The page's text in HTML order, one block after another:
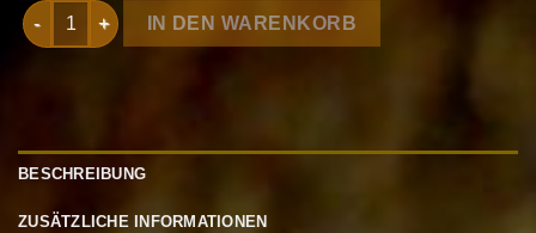
Strickset Cardigan aus Pride von Lang Yarns Menge
IN DEN WARENKORB
BESCHREIBUNG
ZUSÄTZLICHE INFORMATIONEN